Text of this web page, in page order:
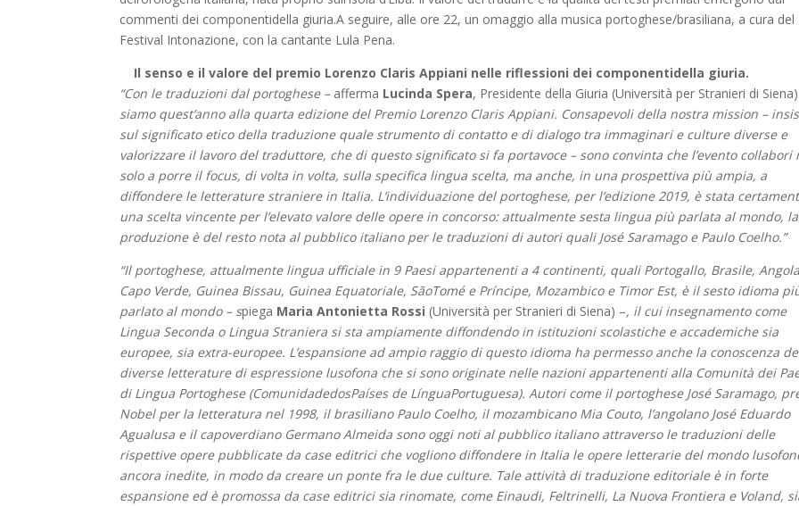
commenti dei componentidella giuria.A seguire, alle ore 22, un omaggio alla musica portoghese/brasiliana, a cura del
Festival Intonazione, con la cantante Lula Pena.
Il senso e il valore del premio Lorenzo Claris Appiani nelle riflessioni dei componentidella giuria.
“Con le traduzioni dal portoghese –afferma Lucinda Spera, Presidente della Giuria (Università per Stranieri di
siamo quest’anno alla quarta edizione del Premio Lorenzo Claris Appiani. Consapevoli della nostra mission –
sul significato etico della traduzione quale strumento di contatto e di dialogo tra immaginari e culture diverse e
valorizzare il lavoro del traduttore, che di questo significato si fa portavoce – sono convinta che l’evento collabori
solo a porre il focus, di volta in volta, sulla specifica lingua scelta, ma anche, in una prospettiva più ampia, a
diffondere le letterature straniere in Italia. L’individuazione del portoghese, per l’edizione 2019, è stata
una scelta vincente per l’elevato valore delle opere in concorso: attualmente sesta lingua più parlata al mondo,
produzione è del resto nota al pubblico italiano per le traduzioni di autori quali José Saramago e Paulo Coelho.”
“Il portoghese, attualmente lingua ufficiale in 9 Paesi appartenenti a 4 continenti, quali Portogallo, Brasile,
Capo Verde, Guinea Bissau, Guinea Equatoriale, SãoTomé e Príncipe, Mozambico e Timor Est, è il sesto idioma
parlato al mondo – spiega Maria Antonietta Rossi (Università per Stranieri di Siena) –, il cui insegnamento come
Lingua Seconda o Lingua Straniera si sta ampiamente diffondendo in istituzioni scolastiche e accademiche sia
europee, sia extra-europee. L’espansione ad ampio raggio di questo idioma ha permesso anche la conoscenza
diverse letterature di espressione lusofona che si sono originate nelle nazioni appartenenti alla Comunità dei
di Lingua Portoghese (ComunidadedosPaíses de LínguaPortuguesa). Autori come il portoghese José Saramago,
Nobel per la letteratura nel 1998, il brasiliano Paulo Coelho, il mozambicano Mia Couto, l’angolano José Eduardo
Agualusa e il capoverdiano Germano Almeida sono oggi noti al pubblico italiano attraverso le traduzioni delle
rispettive opere pubblicate da case editrici che vogliono diffondere in Italia le opere letterarie del mondo
ancora inedite, in modo da creare un ponte fra le due culture. Tale attività di traduzione editoriale è in forte
espansione ed è promossa da case editrici sia rinomate, come Einaudi, Feltrinelli, La Nuova Frontiera e Voland,